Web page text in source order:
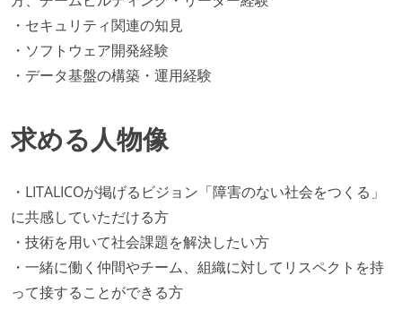
・セキュリティ関連の知見
・ソフトウェア開発経験
・データ基盤の構築・運用経験
求める人物像
・LITALICOが掲げるビジョン「障害のない社会をつくる」
に共感していただける方
・技術を用いて社会課題を解決したい方
・一緒に働く仲間やチーム、組織に対してリスペクトを持
って接することができる方